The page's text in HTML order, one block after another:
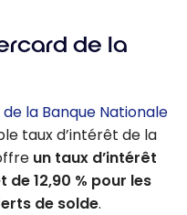
de la
la Banque Nationale
taux d’intérêt de la
un taux d’intérêt
de 12,90 % pour les
de solde.